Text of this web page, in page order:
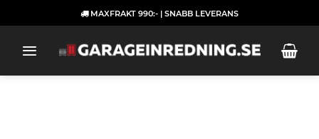
to
MAXFRAKT 990:- | SNABB LEVERANS